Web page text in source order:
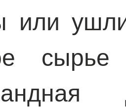
или